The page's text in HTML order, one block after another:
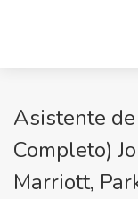
Asistente
Completo)
Marriott,